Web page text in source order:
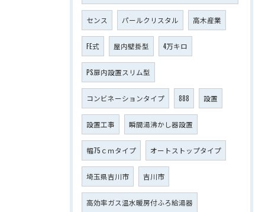
センス パールクリスタル 高木産業
FE式 屋内壁掛型 4万キロ
PS扉内設置スリム型
コンビネーションタイプ 888 設置
設置工事 瞬間湯沸かし器設置
幅75ｃｍタイプ オートストップタイプ
埼玉県吉川市 吉川市
高効率ガス温水暖房付ふろ給湯器